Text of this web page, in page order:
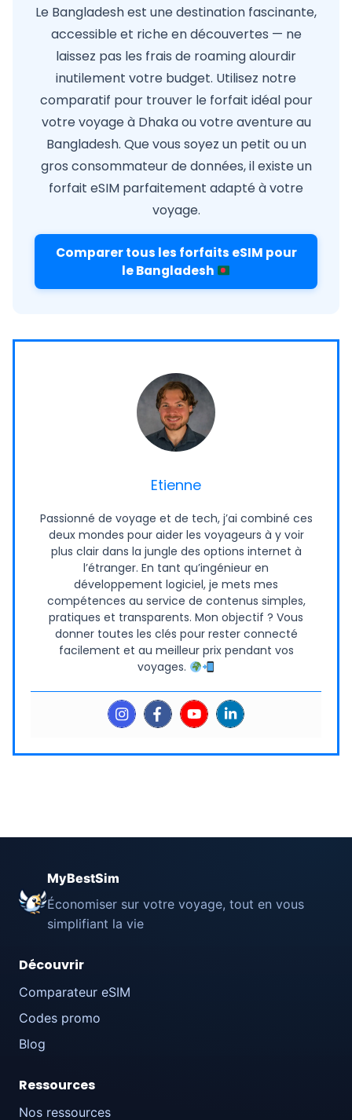
Le Bangladesh est une destination fascinante,
accessible et riche en découvertes — ne
laissez pas les frais de roaming alourdir
inutilement votre budget. Utilisez notre
comparatif pour trouver le forfait idéal pour
votre voyage à Dhaka ou votre aventure au
Bangladesh. Que vous soyez un petit ou un
gros consommateur de données, il existe un
forfait eSIM parfaitement adapté à votre
voyage.
Comparer tous les forfaits eSIM pour
le Bangladesh
Etienne
Passionné de voyage et de tech, j’ai combiné ces
deux mondes pour aider les voyageurs à y voir
plus clair dans la jungle des options internet à
l’étranger. En tant qu’ingénieur en
développement logiciel, je mets mes
compétences au service de contenus simples,
pratiques et transparents. Mon objectif ? Vous
donner toutes les clés pour rester connecté
facilement et au meilleur prix pendant vos
voyages.
MyBestSim
Économiser sur votre voyage, tout en vous
simplifiant la vie
Découvrir
Comparateur eSIM
Codes promo
Blog
Ressources
Nos ressources